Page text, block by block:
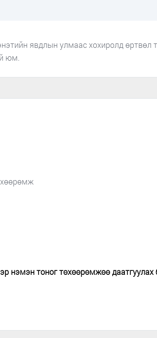
явдлын улмаас хохиролд өртвөл
юм.
нэмэн тоног төхөөрөмжөө